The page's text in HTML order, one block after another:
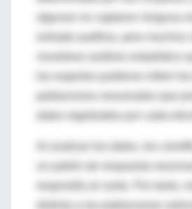
algunos no captaron ninguna
datos registrados por cada